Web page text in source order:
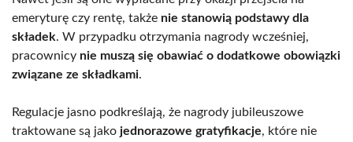
emeryturę czy rentę, także nie stanowią podstawy dla
składek. W przypadku otrzymania nagrody wcześniej,
pracownicy nie muszą się obawiać o dodatkowe obowiązki
związane ze składkami.
Regulacje jasno podkreślają, że nagrody jubileuszowe
traktowane są jako jednorazowe gratyfikacje, które nie